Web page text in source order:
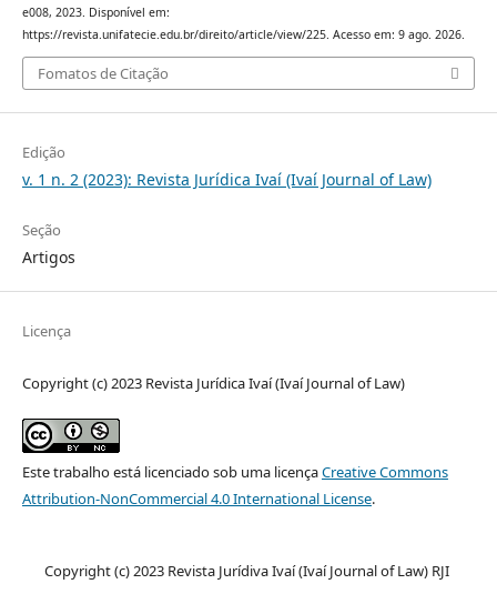
e008, 2023. Disponível em:
https://revista.unifatecie.edu.br/direito/article/view/225. Acesso em: 9 ago. 2026.
Fomatos de Citação
Edição
v. 1 n. 2 (2023): Revista Jurídica Ivaí (Ivaí Journal of Law)
Seção
Artigos
Licença
Copyright (c) 2023 Revista Jurídica Ivaí (Ivaí Journal of Law)
Este trabalho está licenciado sob uma licençaCreative Commons
Attribution-NonCommercial 4.0 International License.
Copyright (c) 2023 Revista Jurídiva Ivaí (Ivaí Journal of Law) RJI